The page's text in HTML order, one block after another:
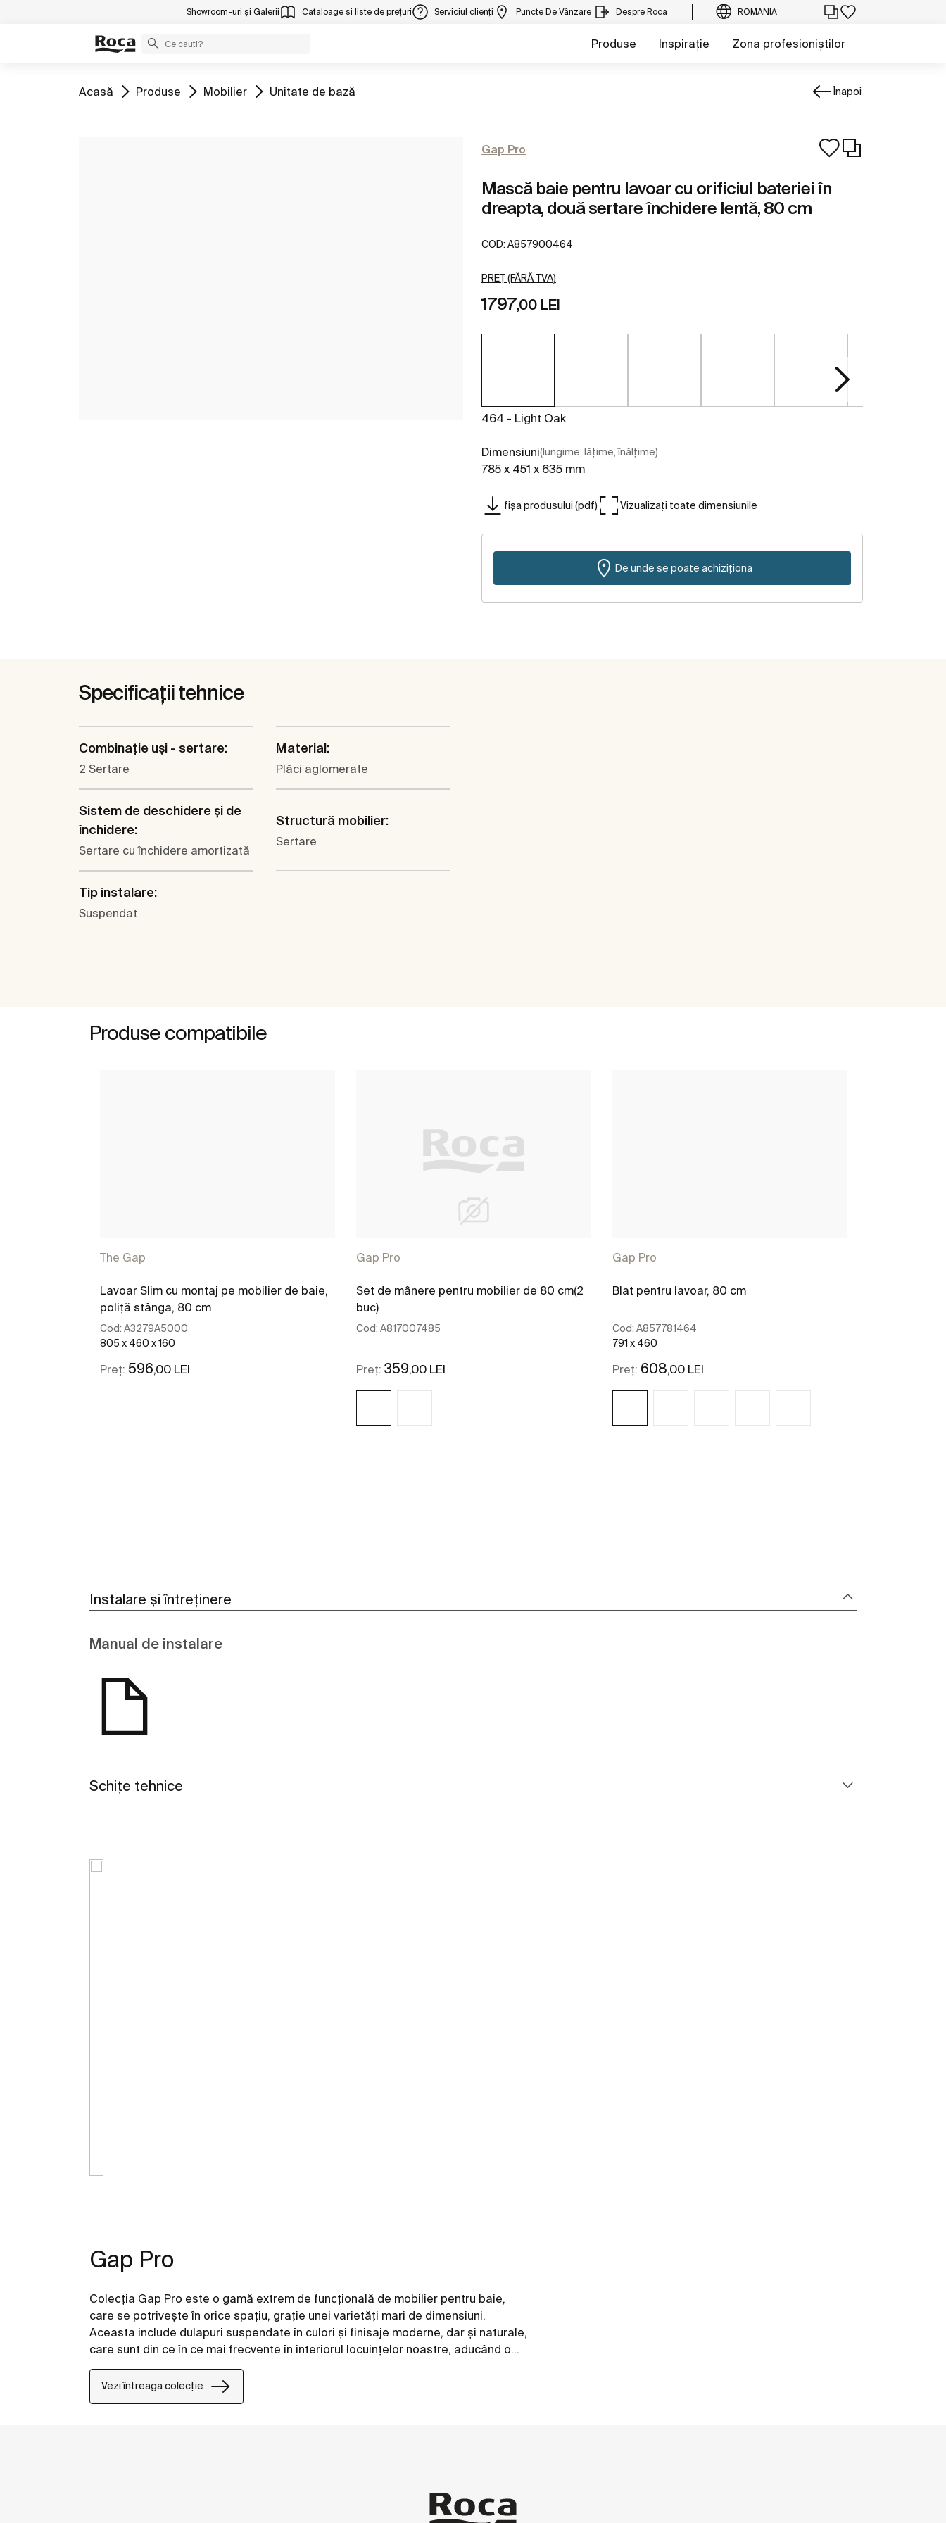
Showroom-uri și Galerii Cataloage și liste de prețuri Serviciul clienți Puncte De Vânzare Despre Roca ROMANIA
Produse Inspirație Zona profesioniștilor
Mergeți la
Acasă Mergeți la
Produse Mergeți la
Mobilier Mergeți la
Unitate de bază Înapoi
Gap Pro
Mască baie pentru lavoar cu orificiul bateriei în
dreapta, două sertare închidere lentă, 80 cm
COD: A857900464
PREȚ (FĂRĂ TVA)
1797,00 LEI
464 - Light Oak
Dimensiuni(lungime, lățime, înălțime)
785 x 451 x 635 mm
fișa produsului (pdf) Vizualizați toate dimensiunile
De unde se poate achiziționa
Specificații tehnice
Combinaţie uşi - sertare:
2 Sertare
Material:
Plăci aglomerate
Sistem de deschidere şi de
închidere:
Sertare cu închidere amortizată
Structură mobilier:
Sertare
Tip instalare:
Suspendat
Produse compatibile
The Gap
Lavoar Slim cu montaj pe mobilier de baie,
poliță stânga, 80 cm
Cod: A3279A5000
805 x 460 x 160
Preț: 596 ,00 LEI
Gap Pro
Set de mânere pentru mobilier de 80 cm(2
buc)
Cod: A817007485
Preț: 359 ,00 LEI
Gap Pro
Blat pentru lavoar, 80 cm
Cod: A857781464
791 x 460
Preț: 608 ,00 LEI
Instalare și întreținere
Manual de instalare
Schițe tehnice
Gap Pro
Colecția Gap Pro este o gamă extrem de funcțională de mobilier pentru baie,
care se potrivește în orice spațiu, grație unei varietăți mari de dimensiuni.
Aceasta include dulapuri suspendate în culori și finisaje moderne, dar și naturale,
care sunt din ce în ce mai frecvente în interiorul locuințelor noastre, aducând o
atmosferă calmă și confortabilă, specifică stilului scandinav.
Vezi întreaga colecție